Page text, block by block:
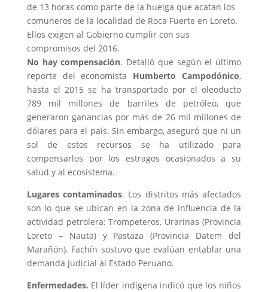
de 13 horas como parte de la huelga que acatan los
comuneros de la localidad de Roca Fuerte en Loreto.
Ellos exigen al Gobierno cumplir con sus
compromisos del 2016.
No hay compensación. Detalló que según el último
reporte del economista Humberto Campodónico,
hasta el 2015 se ha transportado por el oleoducto
789 mil millones de barriles de petróleo, que
generaron ganancias por más de 26 mil millones de
dólares para el país. Sin embargo, aseguró que ni un
sol de estos recursos se ha utilizado para
compensarlos por los estragos ocasionados a su
salud y al ecosistema.
Lugares contaminados. Los distritos más afectados
son lo que se ubican en la zona de influencia de la
actividad petrolera: Trompeteros, Urarinas (Provincia
Loreto – Nauta) y Pastaza (Provincia Datem del
Marañón). Fachín sostuvo que evalúan entablar una
demanda judicial al Estado Peruano.
Enfermedades. El líder indígena indicó que los niños